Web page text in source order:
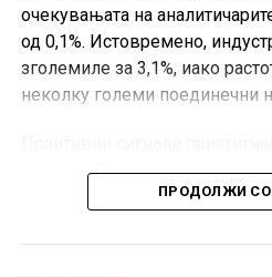
очекувањата на
од 0,1%. Истовремено,
зголемиле за 3,1%, иако
неколку големи поединечни
трговија. Германскиот извоз
0,9% во однос наПРОДОЛЖИ